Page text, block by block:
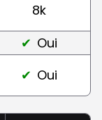
8k
Oui
Oui